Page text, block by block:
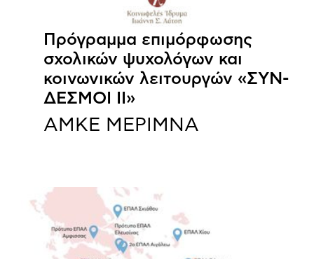
Πρόγραμμα επιμόρφωσης
σχολικών ψυχολόγων και
κοινωνικών λειτουργών «ΣΥΝ-
ΔΕΣΜΟΙ ΙΙ»
ΑΜΚΕ ΜΕΡΙΜΝΑ